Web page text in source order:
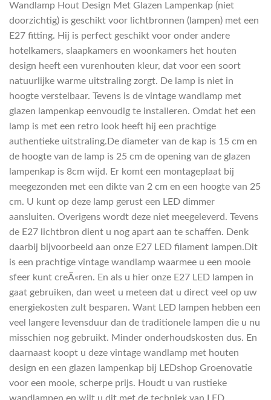
Wandlamp Hout Design Met Glazen Lampenkap (niet
doorzichtig) is geschikt voor lichtbronnen (lampen) met een
E27 fitting. Hij is perfect geschikt voor onder andere
hotelkamers, slaapkamers en woonkamers het houten
design heeft een vurenhouten kleur, dat voor een soort
natuurlijke warme uitstraling zorgt. De lamp is niet in
hoogte verstelbaar. Tevens is de vintage wandlamp met
glazen lampenkap eenvoudig te installeren. Omdat het een
lamp is met een retro look heeft hij een prachtige
authentieke uitstraling.De diameter van de kap is 15 cm en
de hoogte van de lamp is 25 cm de opening van de glazen
lampenkap is 8cm wijd. Er komt een montageplaat bij
meegezonden met een dikte van 2 cm en een hoogte van 25
cm. U kunt op deze lamp gerust een LED dimmer
aansluiten. Overigens wordt deze niet meegeleverd. Tevens
de E27 lichtbron dient u nog apart aan te schaffen. Denk
daarbij bijvoorbeeld aan onze E27 LED filament lampen.Dit
is een prachtige vintage wandlamp waarmee u een mooie
sfeer kunt creÃ«ren. En als u hier onze E27 LED lampen in
gaat gebruiken, dan weet u meteen dat u direct veel op uw
energiekosten zult besparen. Want LED lampen hebben een
veel langere levensduur dan de traditionele lampen die u nu
misschien nog gebruikt. Minder onderhoudskosten dus. En
daarnaast koopt u deze vintage wandlamp met houten
design en een glazen lampenkap bij LEDshop Groenovatie
voor een mooie, scherpe prijs. Houdt u van rustieke